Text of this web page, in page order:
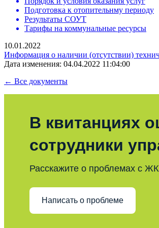
Подготовка к отопительнму периоду
Результаты СОУТ
Тарифы на коммунальные ресурсы
10.01.2022
Информация о наличии (отсутствии)
Дата изменения: 04.04.2022 11:04:00
← Все документы
В квитанциях
сотрудники
Расскажите о проблемах с
Написать о проблеме